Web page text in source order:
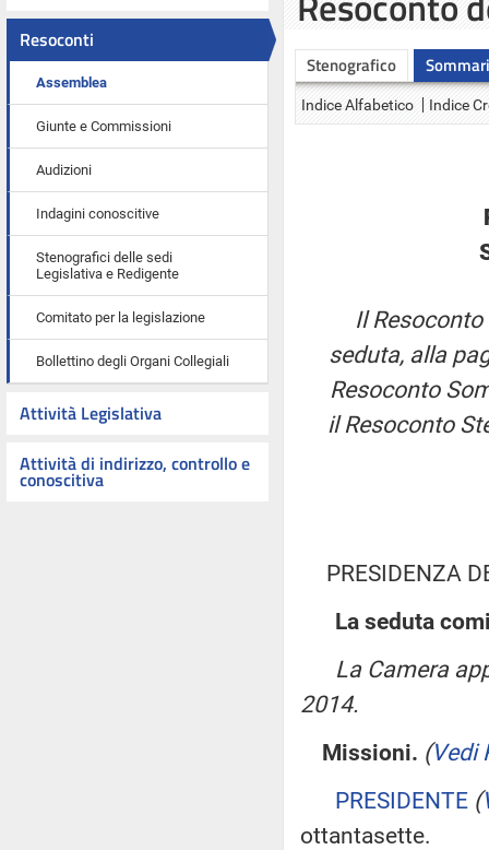
Resoconti
Assemblea
Giunte e Commissioni
Audizioni
Indagini conoscitive
Stenografici delle sedi
Legislativa e Redigente
Comitato per la legislazione
Bollettino degli Organi Collegiali
Attività Legislativa
Attività di indirizzo, controllo e
conoscitiva
Stenografico
Indice Alfabetico Indice
Il
seduta, alla
Resoconto
il Resoconto
PRESIDENZA
La seduta
La Camera
2014.
Missioni. (Vedi
PRESIDENTE (
ottantasette.